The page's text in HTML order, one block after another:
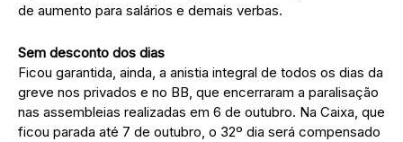
de aumento para salários e demais verbas.
Sem desconto dos dias
Ficou garantida, ainda, a anistia integral de todos os dias da
greve nos privados e no BB, que encerraram a paralisação
nas assembleias realizadas em 6 de outubro. Na Caixa, que
ficou parada até 7 de outubro, o 32º dia será compensado